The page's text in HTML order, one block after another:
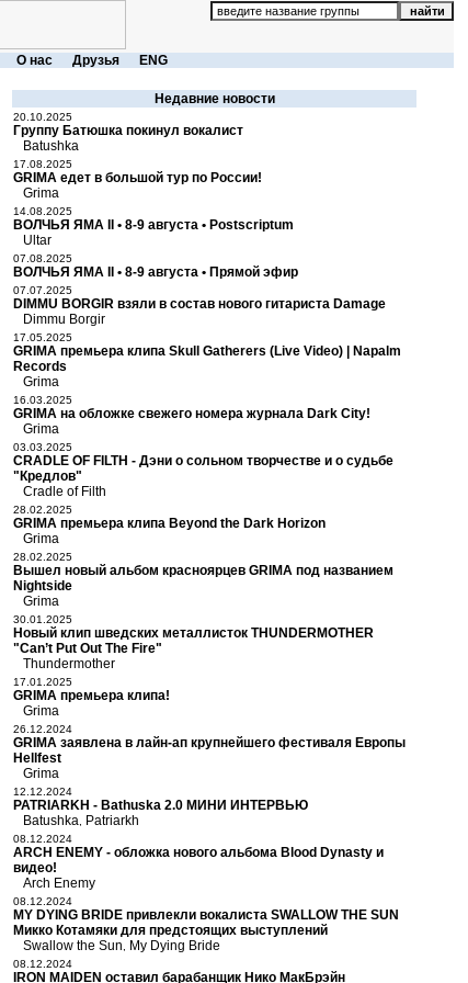
О нас Друзья ENG
Недавние новости
20.10.2025
Группу Батюшка покинул вокалист
Batushka
17.08.2025
GRIMA едет в большой тур по России!
Grima
14.08.2025
ВОЛЧЬЯ ЯМА II • 8-9 августа • Postscriptum
Ultar
07.08.2025
ВОЛЧЬЯ ЯМА II • 8-9 августа • Прямой эфир
07.07.2025
DIMMU BORGIR взяли в состав нового гитариста Damage
Dimmu Borgir
17.05.2025
GRIMA премьера клипа Skull Gatherers (Live Video) | Napalm
Records
Grima
16.03.2025
GRIMA на обложке свежего номера журнала Dark City!
Grima
03.03.2025
CRADLE OF FILTH - Дэни о сольном творчестве и о судьбе
"Кредлов"
Cradle of Filth
28.02.2025
GRIMA премьера клипа Beyond the Dark Horizon
Grima
28.02.2025
Вышел новый альбом красноярцев GRIMA под названием
Nightside
Grima
30.01.2025
Новый клип шведских металлисток THUNDERMOTHER
"Can’t Put Out The Fire"
Thundermother
17.01.2025
GRIMA премьера клипа!
Grima
26.12.2024
GRIMA заявлена в лайн-ап крупнейшего фестиваля Европы
Hellfest
Grima
12.12.2024
PATRIARKH - Bathuska 2.0 МИНИ ИНТЕРВЬЮ
Batushka Patriarkh
08.12.2024
ARCH ENEMY - обложка нового альбома Blood Dynasty и
видео!
Arch Enemy
08.12.2024
MY DYING BRIDE привлекли вокалиста SWALLOW THE SUN
Микко Котамяки для предстоящих выступлений
Swallow the Sun
My Dying Bride
08.12.2024
IRON MAIDEN оставил барабанщик Нико МакБрэйн